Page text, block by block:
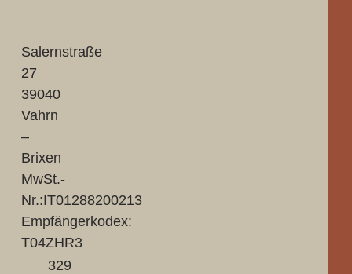
Salernstraße
27
39040
Vahrn
–
Brixen
MwSt.-
Nr.:IT01288200213
Empfängerkodex:
T04ZHR3
329